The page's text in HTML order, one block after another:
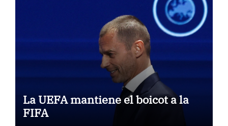
La UEFA mantiene el boicot a la
FIFA